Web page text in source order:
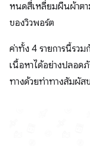
หนดสี่เหลี่ยมผืนผ้าตา
ของวิวพอร์ต
ค่าทั้ง 4 รายการนี้รว
เนื้อหาได้อย่างปลอด
ทางด้วยท่าทางสัมผั